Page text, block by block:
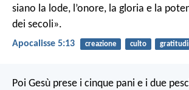
siano la lode, l’onore, la gloria e la
dei secoli».
Apocalisse 5:13 creazione culto
Poi Gesù prese i cinque pani e i due